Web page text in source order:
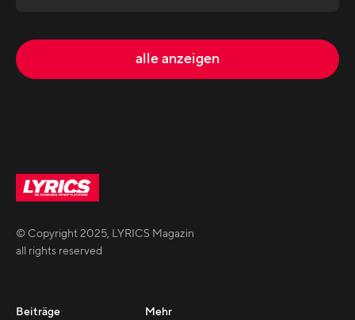
alle anzeigen
© Copyright2025, LYRICS Magazin
all rights reserved
Beiträge Mehr